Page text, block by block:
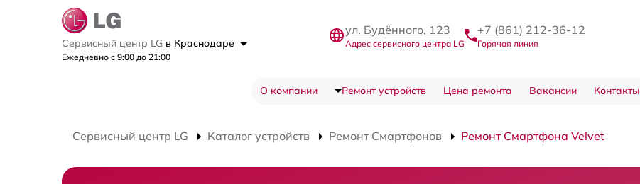
Сервисный центр LG в Краснодаре
Ежедневно с 9:00 до 21:00
ул. Будённого, 123
Адрес сервисного центра LG
+7 (861) 212-36-12
Горячая линия
О компании Ремонт устройств Цена ремонта Вакансии Контакты
Сервисный центр LG Каталог устройств Ремонт Смартфонов Ремонт Смартфона Velvet